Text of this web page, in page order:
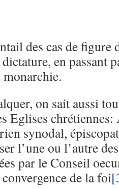
des cas de
en passant
on sait aussi
Eglises chrétiennes:
synodal,
l’une ou l’autre
par le Conseil
de la foi